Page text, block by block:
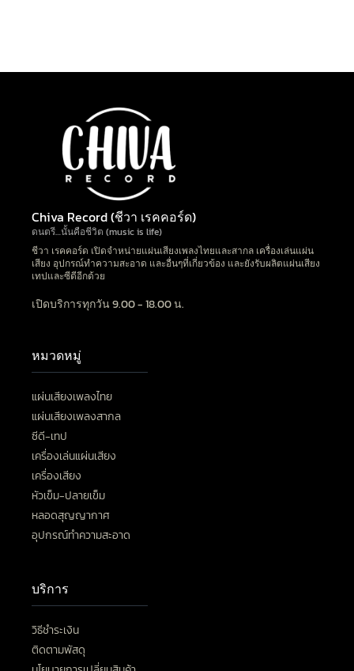
Chiva Record (ชีวา เรคคอร์ด)
ดนตรี…นั้นคือชีวิต (music is life)
ชีวา เรคคอร์ด เปิดจำหน่ายแผ่นเสียงเพลงไทยและสากล เครื่องเล่นแผ่น
เสียง อุปกรณ์ทำความสะอาด และอื่นๆที่เกี่ยวข้อง และยังรับผลิตแผ่นเสียง
เทปและซีดีอีกด้วย
เปิดบริการทุกวัน 9.00 - 18.00 น.
หมวดหมู่
แผ่นเสียงเพลงไทย
แผ่นเสียงเพลงสากล
ซีดี-เทป
เครื่องเล่นแผ่นเสียง
เครื่องเสียง
หัวเข็ม-ปลายเข็ม
หลอดสุญญากาศ
อุปกรณ์ทำความสะอาด
บริการ
วิธีชำระเงิน
ติดตามพัสดุ